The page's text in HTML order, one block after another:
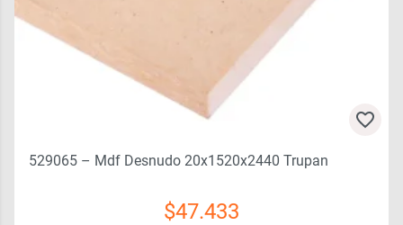
529065 – Mdf Desnudo 20x1520x2440 Trupan
$47.433